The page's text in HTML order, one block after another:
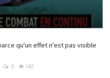
qu'un effet n'est pas visible
0 142